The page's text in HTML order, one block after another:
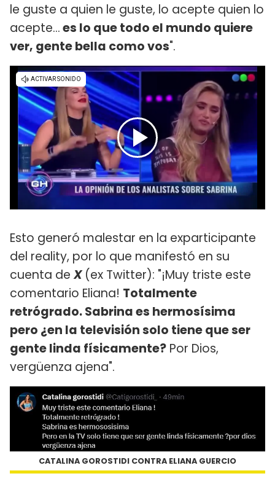
le guste a quien le guste, lo acepte quien lo
acepte...es lo que todo el mundo quiere
ver, gente bella como vos".
Esto generó malestar en la exparticipante
del reality, por lo que manifestó en su
cuenta deX(ex Twitter): "¡Muy triste este
comentario Eliana! Totalmente
retrógrado. Sabrina es hermosísima
pero ¿en la televisión solo tiene que ser
gente linda físicamente? Por Dios,
vergüenza ajena".
CATALINA GOROSTIDI CONTRA ELIANA GUERCIO